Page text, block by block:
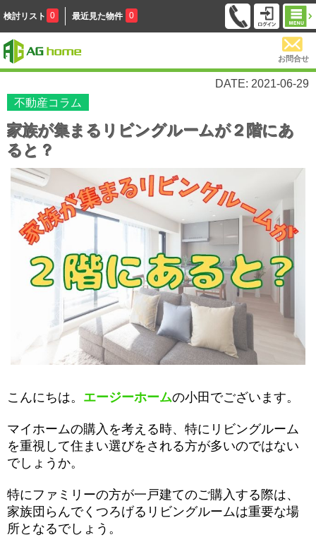
検討リスト 0 最近見た物件 0
お問合せ
DATE: 2021-06-29
不動産コラム
家族が集まるリビングルームが２階にあ
ると？
こんにちは。 エージーホームの小田でございます。
マイホームの購入を考える時、特にリビングルーム
を重視して住まい選びをされる方が多いのではない
でしょうか。
特にファミリーの方が一戸建てのご購入する際は、
家族団らんでくつろげるリビングルームは重要な場
所となるでしょう。